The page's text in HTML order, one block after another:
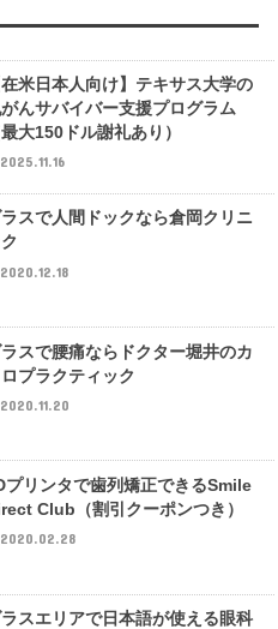
在米日本人向け】テキサス大学の
んサバイバー支援プログラム
最大150ドル謝礼あり）
2025.11.16
スで人間ドックなら倉岡クリニ
2020.12.18
スで腰痛ならドクター堀井のカ
プラクティック
2020.11.20
プリンタで歯列矯正できるSmile
Club（割引クーポンつき）
2020.02.28
スエリアで日本語が使える眼科